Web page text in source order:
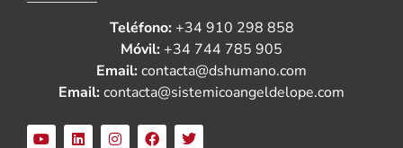
Teléfono: +34 910 298 858
Móvil: +34 744 785 905
Email: contacta@dshumano.com
Email: contacta@sistemicoangeldelope.com